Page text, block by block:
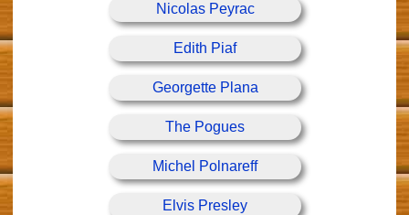
Nicolas Peyrac
Edith Piaf
Georgette Plana
The Pogues
Michel Polnareff
Elvis Presley